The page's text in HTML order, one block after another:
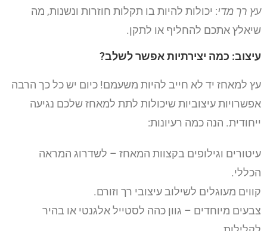
עץ רך מדי: יכולות להיות בו תקלות חוזרות ונשנות, מה
שיאלץ אתכם להחליף או לתקן.
עיצוב: כמה יצירתיות אפשר לשלב?
עץ למאחז יד לא חייב להיות משעמם! כיום יש כל כך הרבה
אפשרויות עיצוביות שיכולות לתת למאחז שלכם נגיעה
ייחודית. הנה כמה רעיונות:
עיטורים וגילופים בקצוות המאחז – לשדרוג המראה
הכללי.
קווים מעוגלים לשילוב עיצובי רך וזורם.
צבעים מיוחדים – גוון כהה לסטייל אלגנטי או בהיר